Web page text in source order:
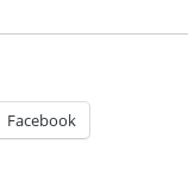
Facebook